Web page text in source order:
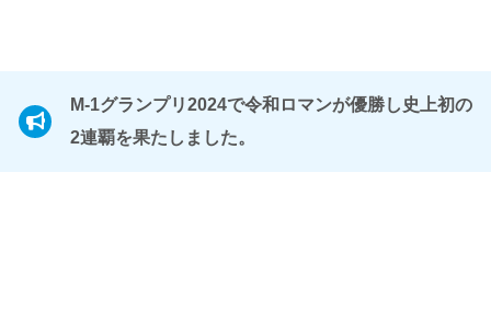
M-1グランプリ2024で令和ロマンが優勝し史上初の
2連覇を果たしました。